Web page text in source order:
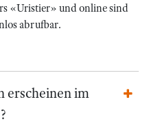
«Uristier» und online sind
abrufbar.
erscheinen im